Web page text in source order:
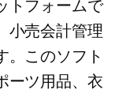
トフォームで
小売会計管理
。このソフト
ーツ用品、衣